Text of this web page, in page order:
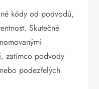
kódy od podvodů,
Skutečné
zatímco podvody
podezřelých